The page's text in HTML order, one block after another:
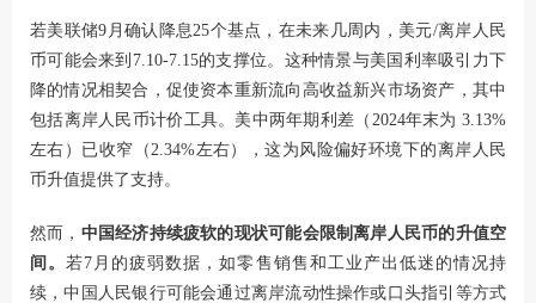
若美联储9月确认降息25个基点，在未来几周内，美元/离岸人民
币可能会来到7.10-7.15的支撑位。这种情景与美国利率吸引力下
降的情况相契合，促使资本重新流向高收益新兴市场资产，其中
包括离岸人民币计价工具。美中两年期利差（2024年末为 3.13%
左右）已收窄（2.34%左右），这为风险偏好环境下的离岸人民
币升值提供了支持。
然而， 中国经济持续疲软的现状可能会限制离岸人民币的升值空
间。若7月的疲弱数据，如零售销售和工业产出低迷的情况持
续，中国人民银行可能会通过离岸流动性操作或口头指引等方式